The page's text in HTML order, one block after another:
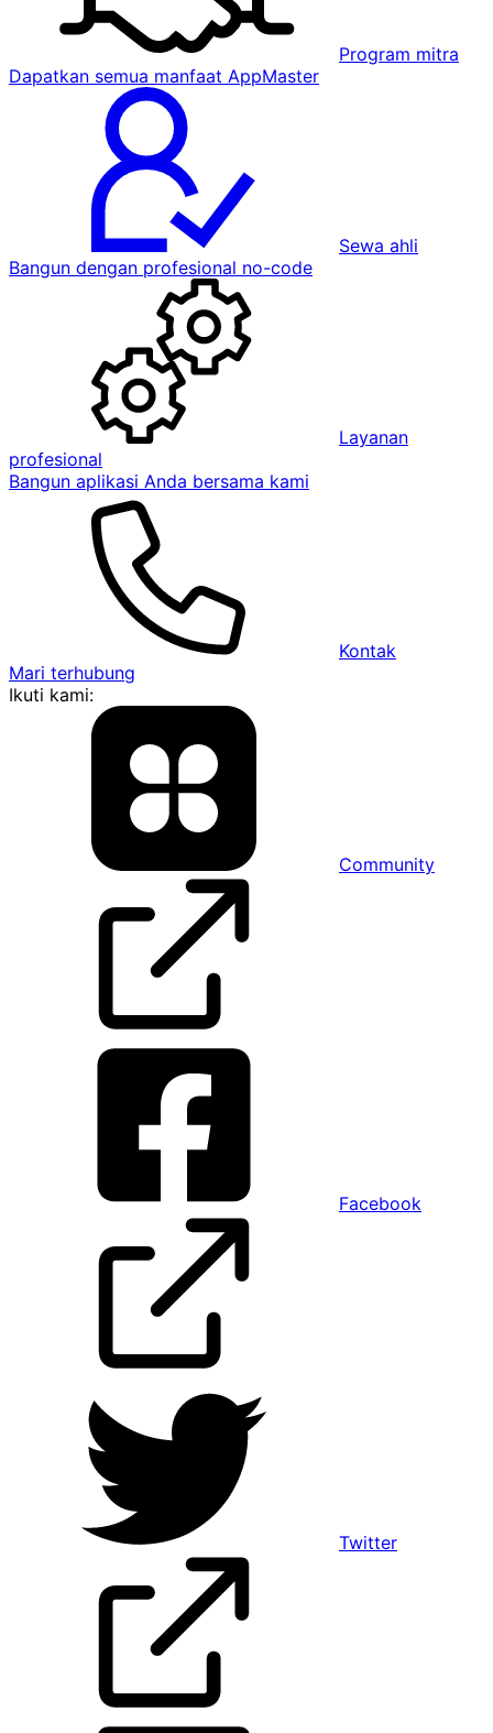
Program mitra
Dapatkan semua manfaat AppMaster
Sewa ahli
Bangun dengan profesional no-code
Layanan
profesional
Bangun aplikasi Anda bersama kami
Kontak
Mari terhubung
Ikuti kami:
Community
Facebook
Twitter